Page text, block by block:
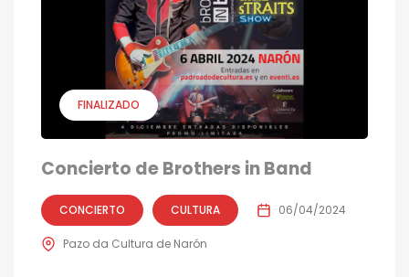
FINALIZADO
Concierto de Brothers in Band
CONCIERTO CULTURA 06/04/2024
Pazo da Cultura de Narón